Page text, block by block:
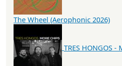
The Wheel (Aerophonic 2026)
TRES HONGOS